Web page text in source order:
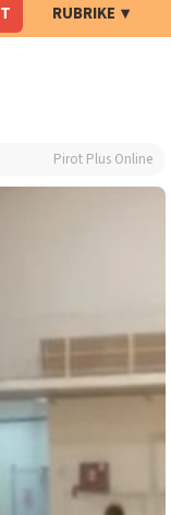
RUBRIKE
Pirot Plus Online